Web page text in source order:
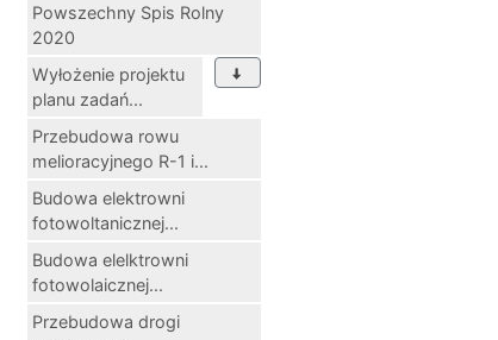
Powszechny Spis Rolny
2020
Wyłożenie projektu
planu zadań...
Przebudowa rowu
melioracyjnego R-1 i...
Budowa elektrowni
fotowoltanicznej...
Budowa elelktrowni
fotowolaicznej...
Przebudowa drogi